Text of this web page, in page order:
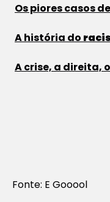
Os piores casos de
A história do
A crise, a direita, o
Fonte: E Gooool